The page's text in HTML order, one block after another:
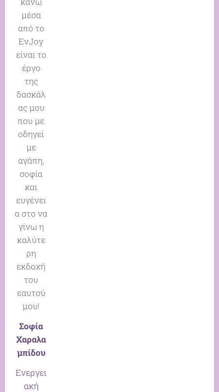
μέσα
από το
EvJoy
είναι το
έργο
της
δασκάλ
ας μου
που με
οδηγεί
με
αγάπη,
σοφία
και
ευγένει
α στο να
γίνω η
καλύτε
ρη
εκδοχή
του
εαυτού
μου!
Σοφία
Χαραλα
μπίδου
Ενεργει
ακή